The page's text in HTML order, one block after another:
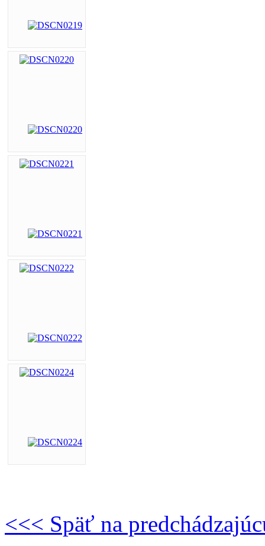
<<< Späť na